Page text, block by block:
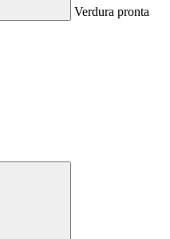
Verdura pronta